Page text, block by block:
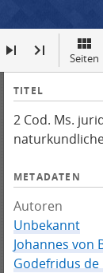
Seiten
I
f
o
TITEL
2 Cod. Ms.
METADATEN
Autoren
Unbekannt
Johannes von
Godefridus de